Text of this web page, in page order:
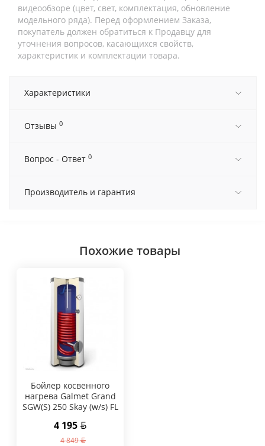
видеообзоре (цвет, свет, комплектация, обновление
модельного ряда). Перед оформлением Заказа,
покупатель должен обратиться к Продавцу для
уточнения вопросов, касающихся свойств,
характеристик и комплектации товара.
Характеристики
Отзывы 0
Вопрос - Ответ 0
Производитель и гарантия
Похожие товары
Бойлер косвенного
нагрева Galmet Grand
SGW(S) 250 Skay (w/s) FL
4 195
4 849